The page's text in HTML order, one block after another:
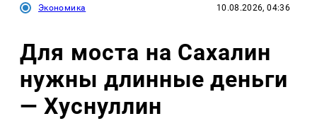
Экономика 10.08.2026, 04:36
Для моста на Сахалин
нужны длинные деньги
— Хуснуллин